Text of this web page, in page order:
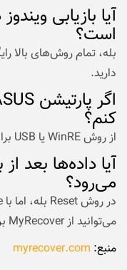
است؟
دارید.
کنم؟
از روش WinRE یا USB برای رفع مشکل استفاده کنید.
آیا داده‌ها بعد
می‌رود؟
می‌توانید از MyRecover برای بک‌آپ استفاده کنید.
منبع: myrecover.com